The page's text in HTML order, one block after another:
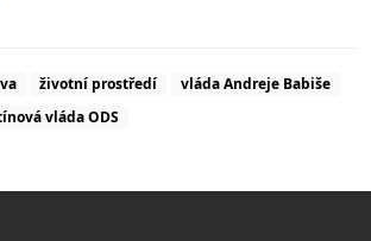
životní prostředí
vláda Andreje Babiše
vláda ODS